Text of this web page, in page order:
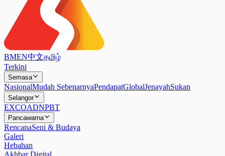
BMEN中文தமிழ்
Terkini
Semasa
NasionalMudah SebenarnyaPendapatGlobalJenayahSukan
Selangor
EXCOADNPBT
Pancawarna
RencanaSeni & Budaya
Galeri
Hebahan